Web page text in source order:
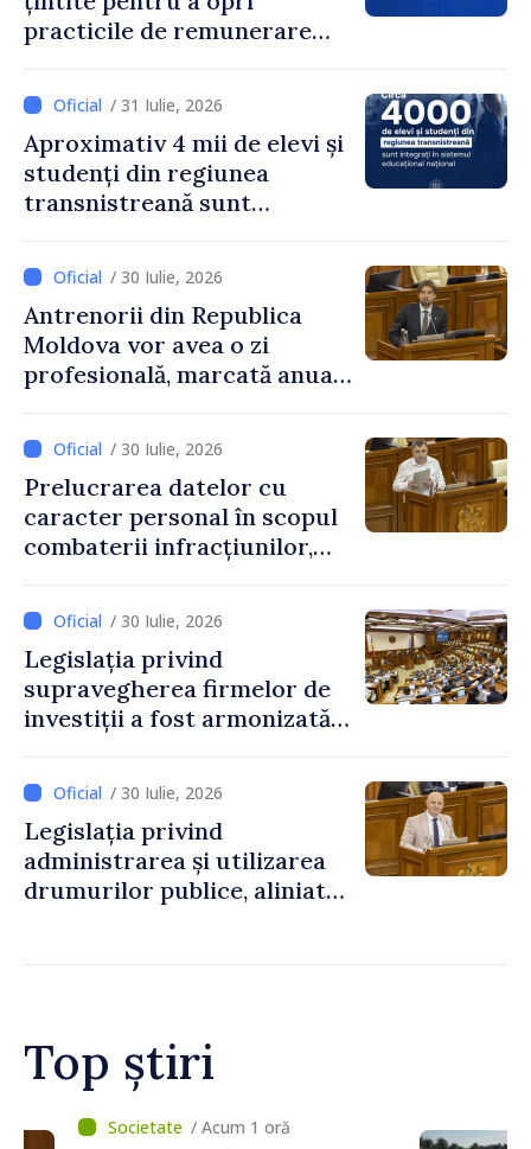
practicile de remunerare
/ 31 Iulie, 2026
Aproximativ 4 mii de elevi și
studenți din regiunea
transnistreană sunt
educațional național
/ 30 Iulie, 2026
Antrenorii din Republica
Moldova vor avea o zi
profesională, marcată anual
/ 30 Iulie, 2026
Prelucrarea datelor cu
caracter personal în scopul
combaterii infracțiunilor,
/ 30 Iulie, 2026
Legislația privind
supravegherea firmelor de
investiții a fost armonizată
/ 30 Iulie, 2026
Legislația privind
administrarea și utilizarea
drumurilor publice, aliniată
Top știri
/ Acum 1 oră